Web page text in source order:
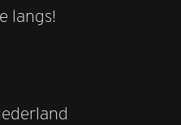
langs!